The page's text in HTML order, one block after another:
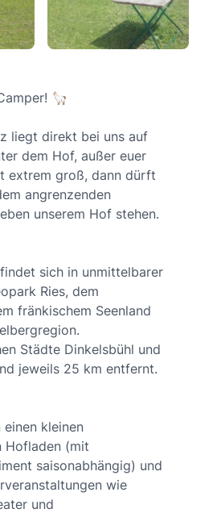
🦙
liegt direkt bei uns auf
dem Hof, außer euer
extrem groß, dann dürft
angrenzenden
unserem Hof stehen.
sich in unmittelbarer
Ries, dem
fränkischem Seenland
Städte Dinkelsbühl und
jeweils 25 km entfernt.
kleinen
Hofladen (mit
saisonabhängig) und
wie
und